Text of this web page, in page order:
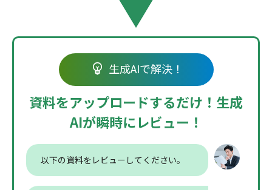
生成AIで解決！
資料をアップロードするだけ！ 生成
AIが瞬時にレビュー！
以下の資料をレビューしてください。